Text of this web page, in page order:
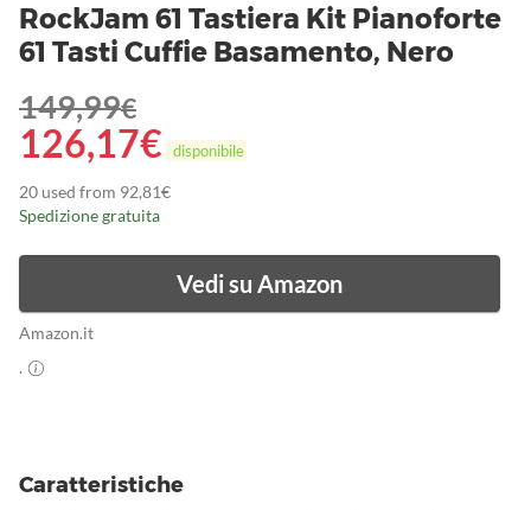
RockJam 61 Tastiera Kit Pianoforte
61 Tasti Cuffie Basamento, Nero
149,99€
126,17€ disponibile
20 used from 92,81€
Spedizione gratuita
Vedi su Amazon
Amazon.it
.
Caratteristiche